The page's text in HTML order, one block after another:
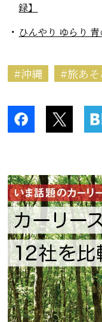
録】
ひんやり ゆらり
沖縄 旅あ